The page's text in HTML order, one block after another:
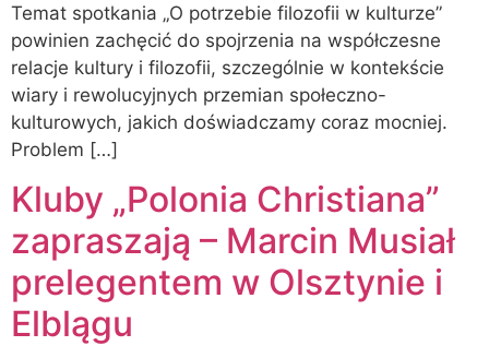
Temat spotkania „O potrzebie filozofii w kulturze”
powinien zachęcić do spojrzenia na współczesne
relacje kultury i filozofii, szczególnie w kontekście
wiary i rewolucyjnych przemian społeczno-
kulturowych, jakich doświadczamy coraz mocniej.
Problem […]
Kluby „Polonia Christiana”
zapraszają – Marcin Musiał
prelegentem w Olsztynie i
Elblągu